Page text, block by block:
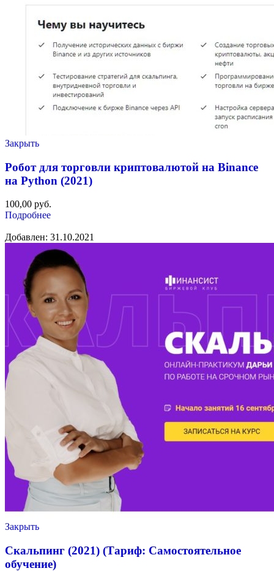
Закрыть
Робот для торговли криптовалютой на Binance
на Python (2021)
100,00 руб.
Подробнее
Добавлен: 31.10.2021
Закрыть
Скальпинг (2021) (Тариф: Самостоятельное
обучение)